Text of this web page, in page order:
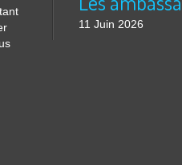
11 Juin 2026